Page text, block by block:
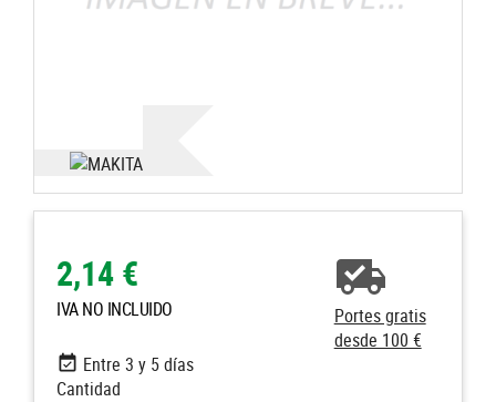
2,14 €
IVA NO INCLUIDO
Portes gratis
desde 100 €
Entre 3 y 5 días
Cantidad